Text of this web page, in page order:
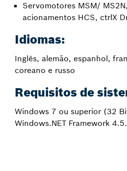
Servomotores MSM/
acionamentos HCS, ctrlX
Idiomas:
Inglês, alemão, espanhol,
coreano e russo
Requisitos de
Windows 7 ou superior (32
Windows.NET Framework